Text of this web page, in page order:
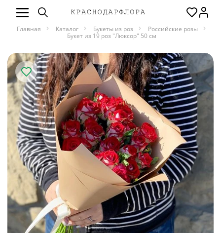
Главная Каталог Букеты из роз
Российские розы
Букет из 19 роз "Люксор" 50 см